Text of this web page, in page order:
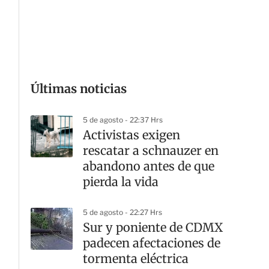
Últimas noticias
5 de agosto - 22:37 Hrs
Activistas exigen
rescatar a schnauzer en
abandono antes de que
pierda la vida
5 de agosto - 22:27 Hrs
Sur y poniente de CDMX
padecen afectaciones de
tormenta eléctrica